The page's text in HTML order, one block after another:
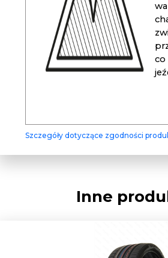
co
Szczegóły dotyczące zgodności
Inne